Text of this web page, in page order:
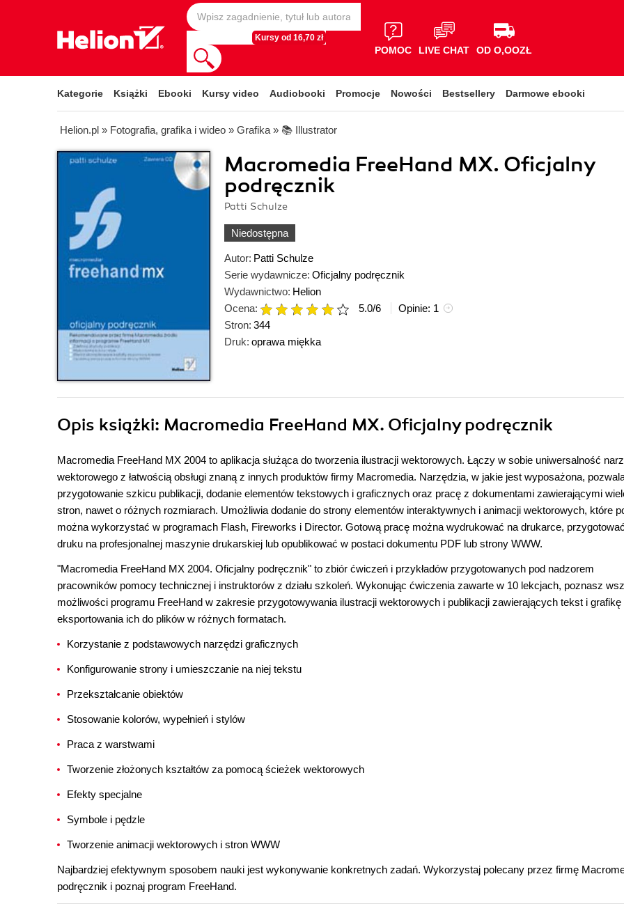
Kursy od 16,70 zł
POMOC LIVE CHAT OD O,OOZŁ
Kategorie Książki Ebooki Kursy video Audiobooki Promocje Nowości Bestsellery Darmowe ebooki
Helion.pl » Fotografia, grafika i wideo » Grafika » 📚 Illustrator
Macromedia FreeHand MX. Oficjalny
podręcznik
Patti Schulze
Niedostępna
Autor: Patti Schulze
Serie wydawnicze: Oficjalny podręcznik
Wydawnictwo: Helion
Ocena:
5.0/6 Opinie: 1
Stron: 344
Druk: oprawa miękka
Opis książki: Macromedia FreeHand MX. Oficjalny podręcznik
Macromedia FreeHand MX 2004 to aplikacja służąca do tworzenia ilustracji wektorowych. Łączy w sobie uniwersalność
wektorowego z łatwością obsługi znaną z innych produktów firmy Macromedia. Narzędzia, w jakie jest wyposażona,
przygotowanie szkicu publikacji, dodanie elementów tekstowych i graficznych oraz pracę z dokumentami zawierającymi
stron, nawet o różnych rozmiarach. Umożliwia dodanie do strony elementów interaktywnych i animacji wektorowych, które
można wykorzystać w programach Flash, Fireworks i Director. Gotową pracę można wydrukować na drukarce,
druku na profesjonalnej maszynie drukarskiej lub opublikować w postaci dokumentu PDF lub strony WWW.
"Macromedia FreeHand MX 2004. Oficjalny podręcznik" to zbiór ćwiczeń i przykładów przygotowanych pod nadzorem
pracowników pomocy technicznej i instruktorów z działu szkoleń. Wykonując ćwiczenia zawarte w 10 lekcjach, poznasz
możliwości programu FreeHand w zakresie przygotowywania ilustracji wektorowych i publikacji zawierających tekst i grafikę
eksportowania ich do plików w różnych formatach.
Korzystanie z podstawowych narzędzi graficznych
Konfigurowanie strony i umieszczanie na niej tekstu
Przekształcanie obiektów
Stosowanie kolorów, wypełnień i stylów
Praca z warstwami
Tworzenie złożonych kształtów za pomocą ścieżek wektorowych
Efekty specjalne
Symbole i pędzle
Tworzenie animacji wektorowych i stron WWW
Najbardziej efektywnym sposobem nauki jest wykonywanie konkretnych zadań. Wykorzystaj polecany przez firmę
podręcznik i poznaj program FreeHand.